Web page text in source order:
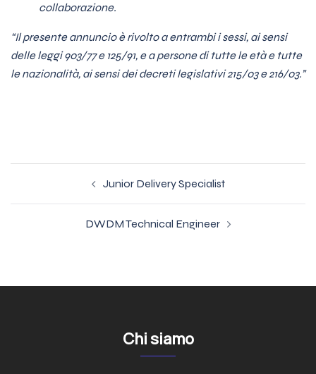
collaborazione.
“Il presente annuncio è rivolto a entrambi i sessi, ai sensi
delle leggi 903/77 e 125/91, e a persone di tutte le età e tutte
le nazionalità, ai sensi dei decreti legislativi 215/03 e 216/03.”
NavigazioneJunior Delivery Specialist
DWDM Technical Engineer
Chi siamo